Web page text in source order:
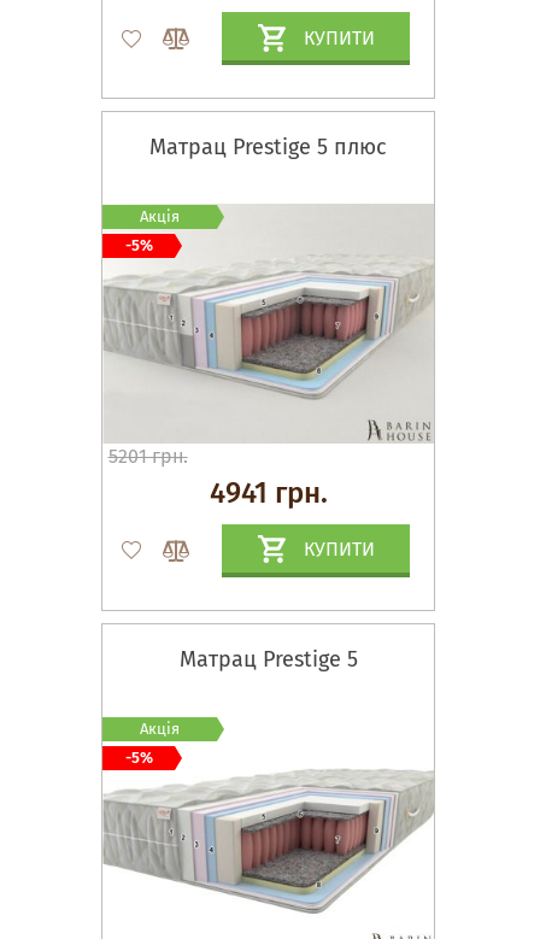
КУПИТИ
Матрац Prestige 5 плюс
5201 грн.
4941 грн.
КУПИТИ
Акція
-5%
Матрац Prestige 5
Акція
-5%